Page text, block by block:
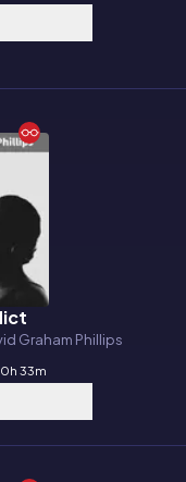
Graham Phillips
33m